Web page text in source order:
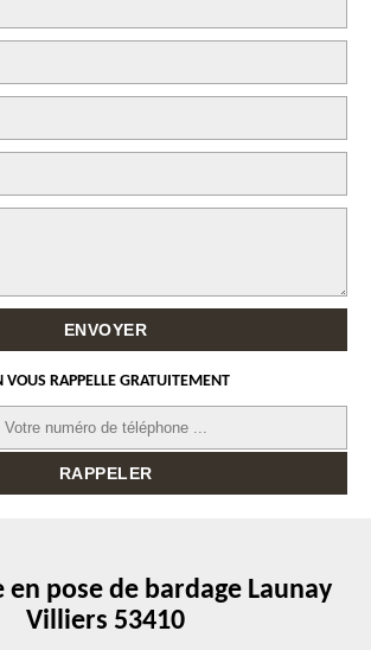
VOUS RAPPELLE GRATUITEMENT
en pose de bardage Launay
Villiers 53410